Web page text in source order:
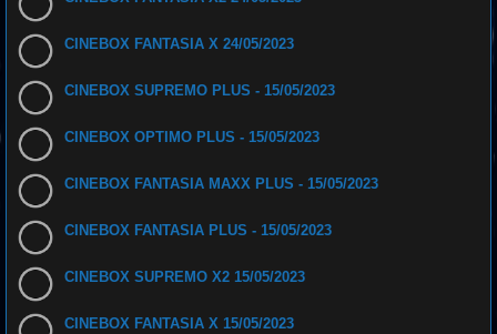
CINEBOX FANTASIA X 24/05/2023
CINEBOX SUPREMO PLUS - 15/05/2023
CINEBOX OPTIMO PLUS - 15/05/2023
CINEBOX FANTASIA MAXX PLUS - 15/05/2023
CINEBOX FANTASIA PLUS - 15/05/2023
CINEBOX SUPREMO X2 15/05/2023
CINEBOX FANTASIA X 15/05/2023